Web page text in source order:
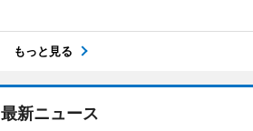
もっと見る
最新ニュース